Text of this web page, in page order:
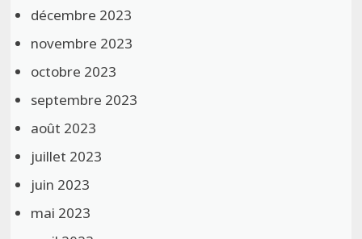
décembre 2023
novembre 2023
octobre 2023
septembre 2023
août 2023
juillet 2023
juin 2023
mai 2023